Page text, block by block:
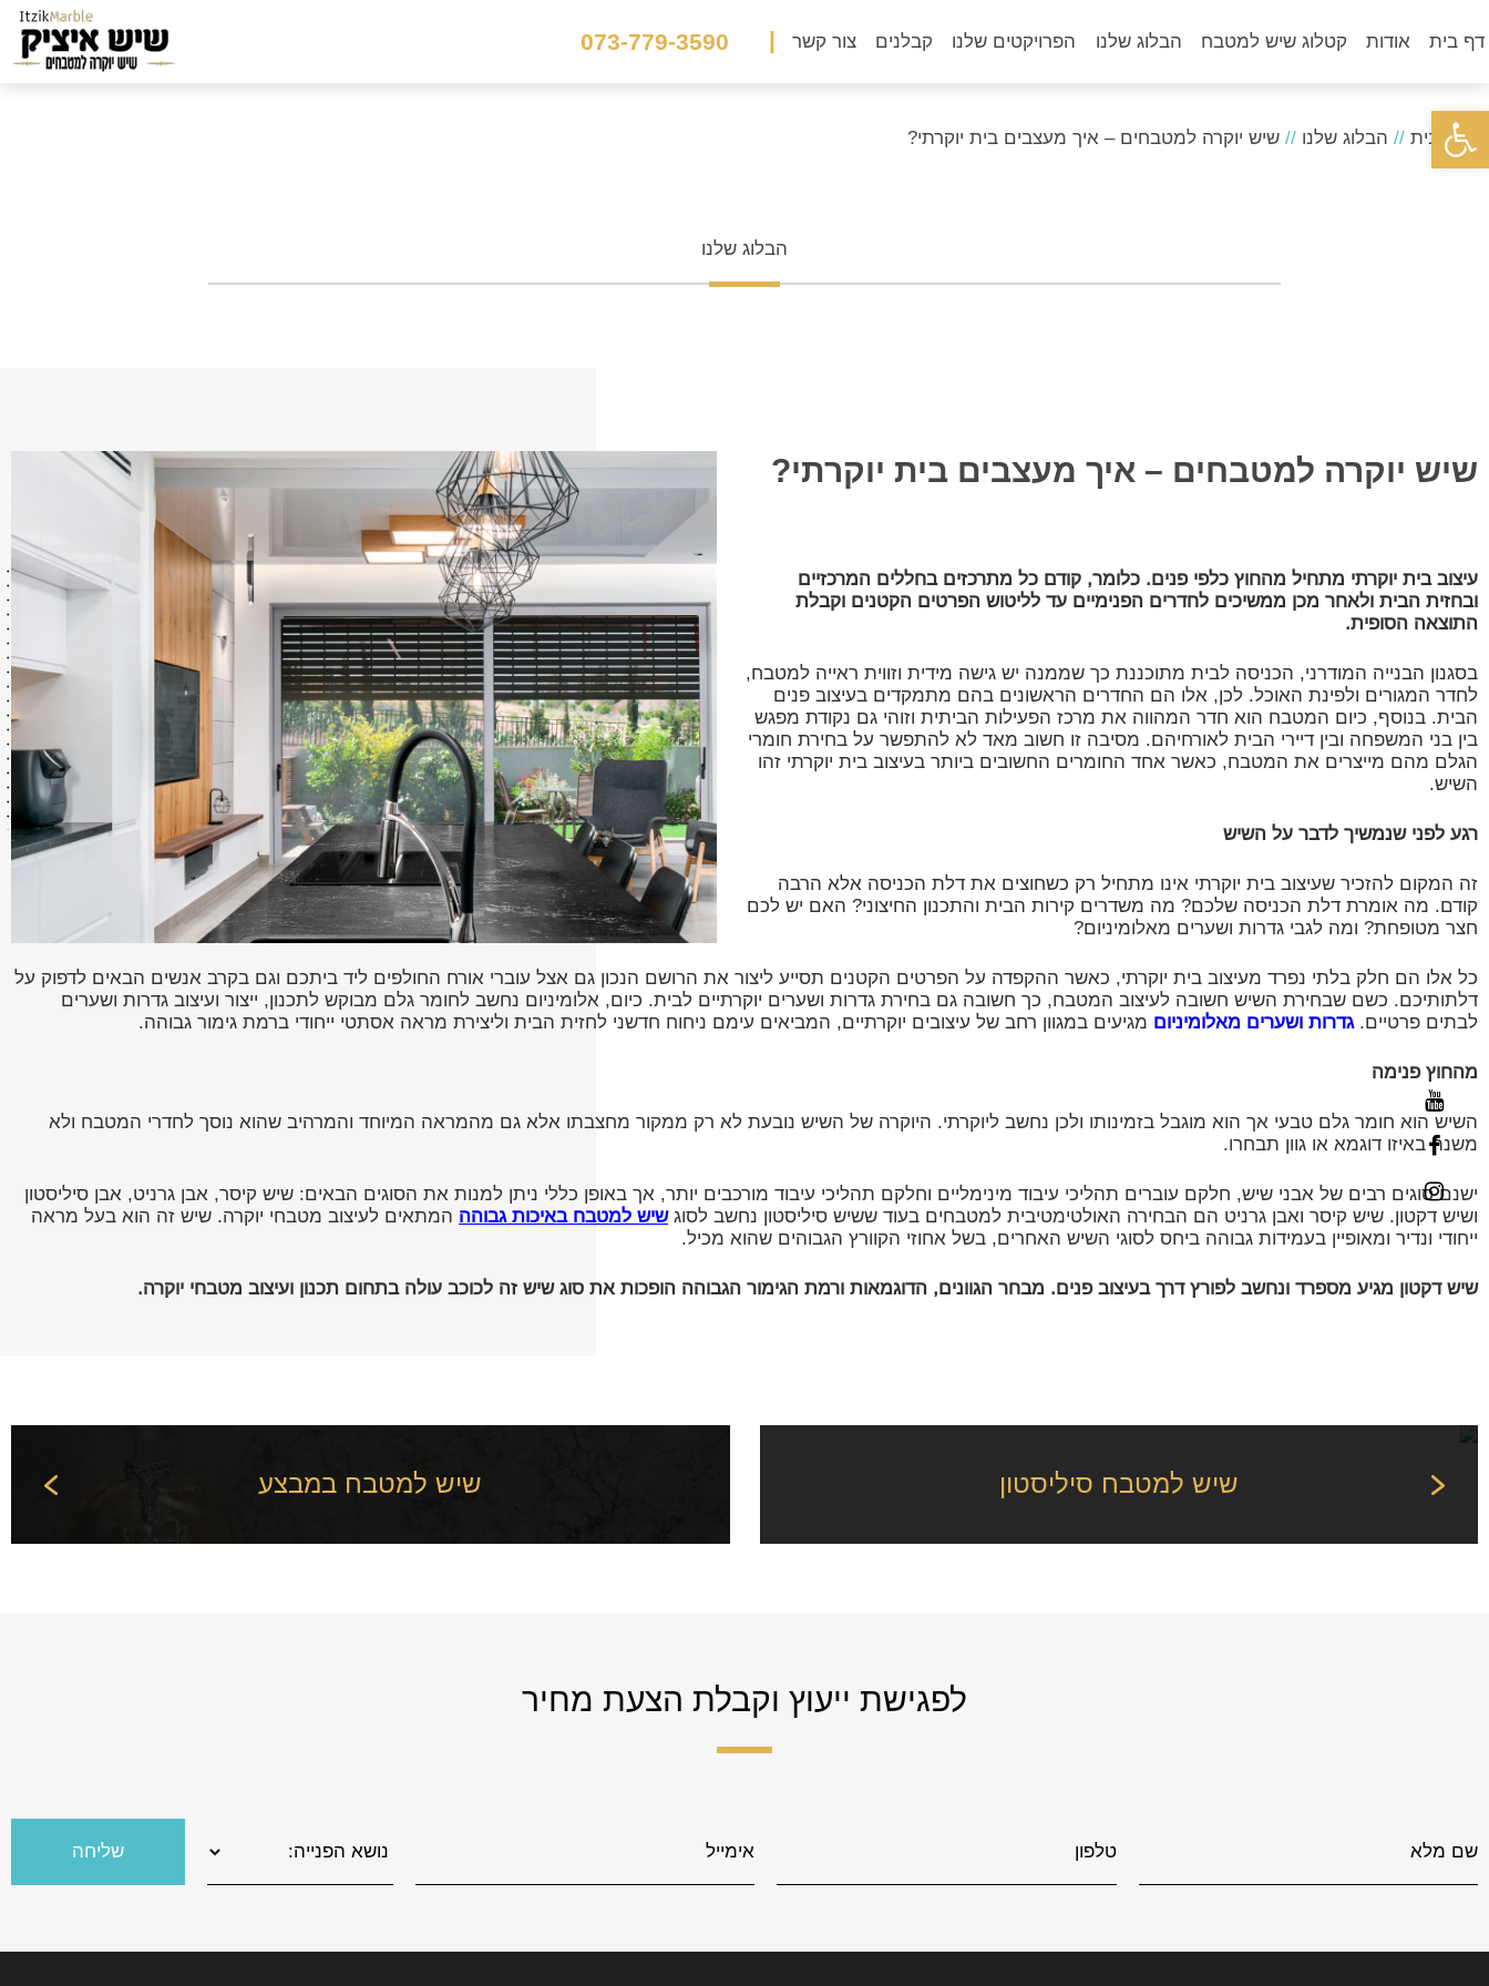
פתח סרגל נגישות
דף בית אודות קטלוג שיש למטבח הבלוג שלנו הפרויקטים שלנו קבלנים צור קשר |
073-779-3590
דף הבית // הבלוג שלנו // שיש יוקרה למטבחים – איך מעצבים בית יוקרתי?
הבלוג שלנו
שיש יוקרה למטבחים – איך מעצבים בית יוקרתי?
עיצוב בית יוקרתי מתחיל מהחוץ כלפי פנים. כלומר, קודם כל מתרכזים בחללים המרכזיים
ובחזית הבית ולאחר מכן ממשיכים לחדרים הפנימיים עד לליטוש הפרטים הקטנים וקבלת
התוצאה הסופית.
בסגנון הבנייה המודרני, הכניסה לבית מתוכננת כך שממנה יש גישה מידית וזווית ראייה למטבח,
לחדר המגורים ולפינת האוכל. לכן, אלו הם החדרים הראשונים בהם מתמקדים בעיצוב פנים
הבית. בנוסף, כיום המטבח הוא חדר המהווה את מרכז הפעילות הביתית וזוהי גם נקודת מפגש
בין בני המשפחה ובין דיירי הבית לאורחיהם. מסיבה זו חשוב מאד לא להתפשר על בחירת חומרי
הגלם מהם מייצרים את המטבח, כאשר אחד החומרים החשובים ביותר בעיצוב בית יוקרתי זהו
השיש.
רגע לפני שנמשיך לדבר על השיש
זה המקום להזכיר שעיצוב בית יוקרתי אינו מתחיל רק כשחוצים את דלת הכניסה אלא הרבה
קודם. מה אומרת דלת הכניסה שלכם? מה משדרים קירות הבית והתכנון החיצוני? האם יש לכם
חצר מטופחת? ומה לגבי גדרות ושערים מאלומיניום?
כל אלו הם חלק בלתי נפרד מעיצוב בית יוקרתי, כאשר ההקפדה על הפרטים הקטנים תסייע ליצור את הרושם הנכון גם אצל עוברי אורח החולפים ליד ביתכם וגם בקרב אנשים הבאים לדפוק על
דלתותיכם. כשם שבחירת השיש חשובה לעיצוב המטבח, כך חשובה גם בחירת גדרות ושערים יוקרתיים לבית. כיום, אלומיניום נחשב לחומר גלם מבוקש לתכנון, ייצור ועיצוב גדרות ושערים
לבתים פרטיים.גדרות ושערים מאלומיניום מגיעים במגוון רחב של עיצובים יוקרתיים, המביאים עימם ניחוח חדשני לחזית הבית וליצירת מראה אסתטי ייחודי ברמת גימור גבוהה.
מהחוץ פנימה
השיש הוא חומר גלם טבעי אך הוא מוגבל בזמינותו ולכן נחשב ליוקרתי. היוקרה של השיש נובעת לא רק ממקור מחצבתו אלא גם מהמראה המיוחד והמרהיב שהוא נוסך לחדרי המטבח ולא
משנה באיזו דוגמא או גוון תבחרו.
ישנם סוגים רבים של אבני שיש, חלקם עוברים תהליכי עיבוד מינימליים וחלקם תהליכי עיבוד מורכבים יותר, אך באופן כללי ניתן למנות את הסוגים הבאים: שיש קיסר, אבן גרניט, אבן סיליסטון
ושיש דקטון. שיש קיסר ואבן גרניט הם הבחירה האולטימטיבית למטבחים בעוד ששיש סיליסטון נחשב לסוגשיש למטבח באיכות גבוהה המתאים לעיצוב מטבחי יוקרה. שיש זה הוא בעל מראה
ייחודי ונדיר ומאופיין בעמידות גבוהה ביחס לסוגי השיש האחרים, בשל אחוזי הקוורץ הגבוהים שהוא מכיל.
שיש דקטון מגיע מספרד ונחשב לפורץ דרך בעיצוב פנים. מבחר הגוונים, הדוגמאות ורמת הגימור הגבוהה הופכות את סוג שיש זה לכוכב עולה בתחום תכנון ועיצוב מטבחי יוקרה.
שיש למטבח סיליסטון שיש למטבח במבצע
לפגישת ייעוץ וקבלת הצעת מחיר